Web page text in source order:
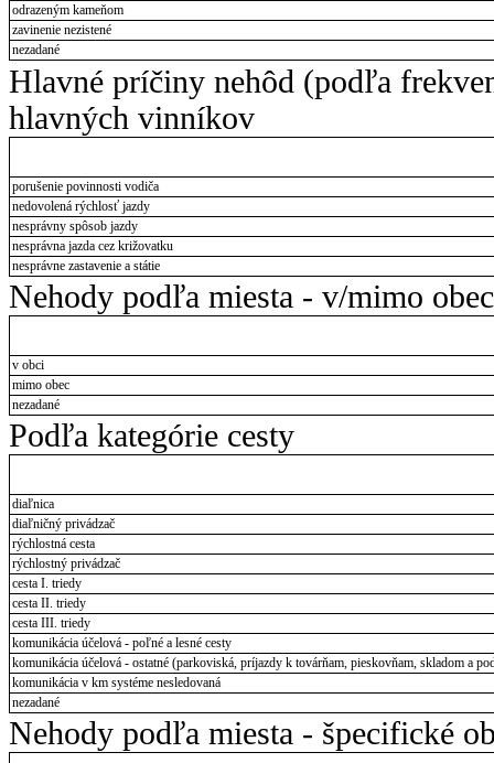
odrazeným kameňom
zavinenie nezistené
nezadané
Hlavné príčiny nehôd (podľa
hlavných vinníkov
porušenie povinnosti vodiča
nedovolená rýchlosť jazdy
nesprávny spôsob jazdy
nesprávna jazda cez križovatku
nesprávne zastavenie a státie
Nehody podľa miesta - v/mimo obec
v obci
mimo obec
nezadané
Podľa kategórie cesty
diaľnica
diaľničný privádzač
rýchlostná cesta
rýchlostný privádzač
cesta I. triedy
cesta II. triedy
cesta III. triedy
komunikácia účelová - poľné a lesné cesty
komunikácia účelová - ostatné (parkoviská, príjazdy k továrňam, pieskovňam, skladom a
komunikácia v km systéme nesledovaná
nezadané
Nehody podľa miesta - špecifické